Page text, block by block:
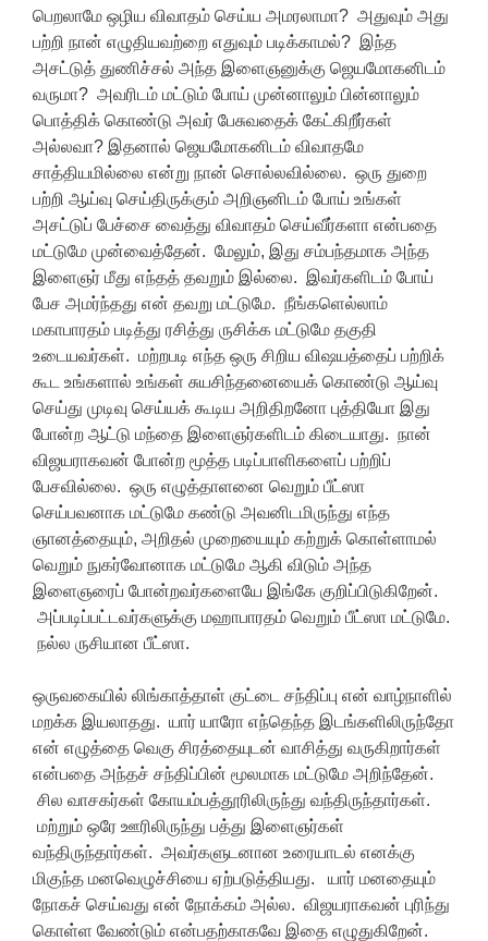
பெறலாமே ஒழிய விவாதம் செய்ய அமரலாமா? அதுவும் அது
பற்றி நான் எழுதியவற்றை எதுவும் படிக்காமல்? இந்த
அசட்டுத் துணிச்சல் அந்த இளைஞனுக்கு ஜெயமோகனிடம்
வருமா? அவரிடம் மட்டும் போய் முன்னாலும் பின்னாலும்
பொத்திக் கொண்டு அவர் பேசுவதைக் கேட்கிறீர்கள்
அல்லவா? இதனால் ஜெயமோகனிடம் விவாதமே
சாத்தியமில்லை என்று நான் சொல்லவில்லை. ஒரு துறை
பற்றி ஆய்வு செய்திருக்கும் அறிஞனிடம் போய் உங்கள்
அசட்டுப் பேச்சை வைத்து விவாதம் செய்வீர்களா என்பதை
மட்டுமே முன்வைத்தேன். மேலும், இது சம்பந்தமாக அந்த
இளைஞர் மீது எந்தத் தவறும் இல்லை. இவர்களிடம் போய்
பேச அமர்ந்தது என் தவறு மட்டுமே. நீங்களெல்லாம்
மகாபாரதம் படித்து ரசித்து ருசிக்க மட்டுமே தகுதி
உடையவர்கள். மற்றபடி எந்த ஒரு சிறிய விஷயத்தைப் பற்றிக்
கூட உங்களால் உங்கள் சுயசிந்தனையைக் கொண்டு ஆய்வு
செய்து முடிவு செய்யக் கூடிய அறிதிறனோ புத்தியோ இது
போன்ற ஆட்டு மந்தை இளைஞர்களிடம் கிடையாது. நான்
விஜயராகவன் போன்ற மூத்த படிப்பாளிகளைப் பற்றிப்
பேசவில்லை. ஒரு எழுத்தாளனை வெறும் பீட்ஸா
செய்பவனாக மட்டுமே கண்டு அவனிடமிருந்து எந்த
ஞானத்தையும், அறிதல் முறையையும் கற்றுக் கொள்ளாமல்
வெறும் நுகர்வோனாக மட்டுமே ஆகி விடும் அந்த
இளைஞரைப் போன்றவர்களையே இங்கே குறிப்பிடுகிறேன்.
அப்படிப்பட்டவர்களுக்கு மஹாபாரதம் வெறும் பீட்ஸா மட்டுமே.
நல்ல ருசியான பீட்ஸா.
ஒருவகையில் லிங்காத்தாள் குட்டை சந்திப்பு என் வாழ்நாளில்
மறக்க இயலாதது. யார் யாரோ எந்தெந்த இடங்களிலிருந்தோ
என் எழுத்தை வெகு சிரத்தையுடன் வாசித்து வருகிறார்கள்
என்பதை அந்தச் சந்திப்பின் மூலமாக மட்டுமே அறிந்தேன்.
சில வாசகர்கள் கோயம்பத்தூரிலிருந்து வந்திருந்தார்கள்.
மற்றும் ஒரே ஊரிலிருந்து பத்து இளைஞர்கள்
வந்திருந்தார்கள். அவர்களுடனான உரையாடல் எனக்கு
மிகுந்த மனவெழுச்சியை ஏற்படுத்தியது. யார் மனதையும்
நோகச் செய்வது என் நோக்கம் அல்ல. விஜயராகவன் புரிந்து
கொள்ள வேண்டும் என்பதற்காகவே இதை எழுதுகிறேன்.